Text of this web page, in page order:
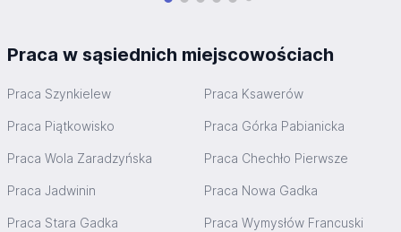
Praca w sąsiednich miejscowościach
Praca Szynkielew Praca Ksawerów
Praca Piątkowisko Praca Górka Pabianicka
Praca Wola Zaradzyńska Praca Chechło Pierwsze
Praca Jadwinin Praca Nowa Gadka
Praca Stara Gadka Praca Wymysłów Francuski